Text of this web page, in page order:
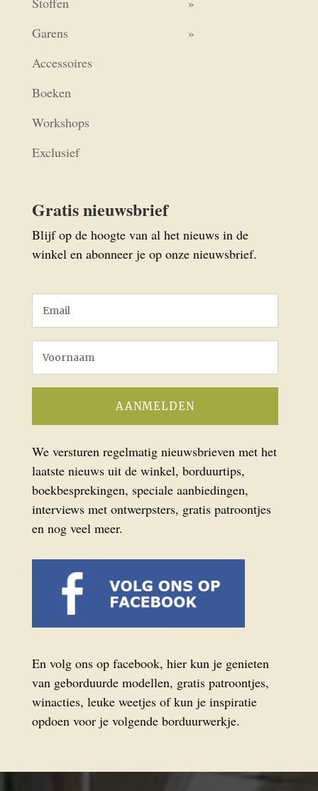
Garens
Accessoires
Boeken
Workshops
Exclusief
Gratis nieuwsbrief
Blijf op de hoogte van al het nieuws in de
winkel en abonneer je op onze nieuwsbrief.
We versturen regelmatig nieuwsbrieven met het
laatste nieuws uit de winkel, borduurtips,
boekbesprekingen, speciale aanbiedingen,
interviews met ontwerpsters, gratis patroontjes
en nog veel meer.
En volg ons op facebook, hier kun je genieten
van geborduurde modellen, gratis patroontjes,
winacties, leuke weetjes of kun je inspiratie
opdoen voor je volgende borduurwerkje.